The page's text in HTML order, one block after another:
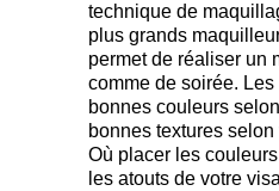
technique de
plus grands
permet de réaliser un
comme de soirée.
bonnes couleurs
bonnes textures
Où placer les
les atouts de votre